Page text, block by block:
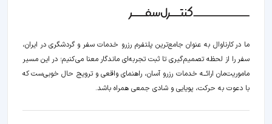
ما در کارناوال به عنوان جامع‌ترین پلتفرم رزرو خدمات سفر و گردشگری در ایران،
سفر را از لحظه‌ تصمیم‌گیری تا ثبت تجربه‌ای ماندگار معنا می‌کنیم؛ در این مسیر‍
ماموریت‌مان اراﺋــﻪ خدمات رزرو آسان، راهنمای واقعی و ترویج حال خوبی‌ست که
با دعوت به حرکت، پویایی و شادی جمعی همراه باشد.